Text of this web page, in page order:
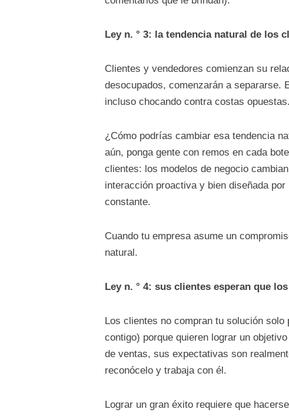
Ley n. ° 3: la tendencia natural de los
Clientes y vendedores comienzan su
desocupados, comenzarán a separarse.
incluso chocando contra costas opuestas.
¿Cómo podrías cambiar esa tendencia
aún, ponga gente con remos en cada
clientes: los modelos de negocio
interacción proactiva y bien diseñada
constante.
Cuando tu empresa asume un
natural.
Ley n. ° 4: sus clientes esperan que
Los clientes no compran tu solución
contigo) porque quieren lograr un
de ventas, sus expectativas son
reconócelo y trabaja con él.
Lograr un gran éxito requiere que